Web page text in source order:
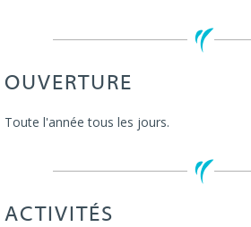
OUVERTURE
Toute l'année tous les jours.
ACTIVITÉS